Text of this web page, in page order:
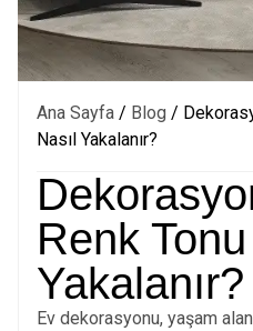
Ana Sayfa / Blog /
Nasıl Yakalanır?
Renk Tonu
Yakalanır?
Ev dekorasyonu, yaşam